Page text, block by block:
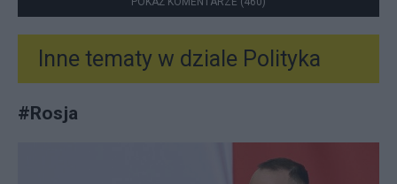
Inne tematy w dziale Polityka
#Rosja